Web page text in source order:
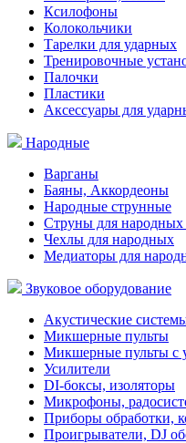
Ксилофоны
Колокольчики
Тарелки для ударных
Тренировочные
Палочки
Пластики
Аксессуары для
Народные
Варганы
Баяны, Аккордеоны
Народные струнные
Струны для народных
Чехлы для народных
Медиаторы для
Звуковое оборудование
Акустические
Микшерные пульты
Микшерные пульты с
Усилители
DI-боксы, изоляторы
Микрофоны,
Приборы обработки,
Проигрыватели, DJ